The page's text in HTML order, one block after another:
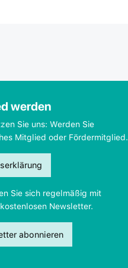
werden
Sie uns: Werden Sie
Mitglied oder Fördermitglied.
Sie sich regelmäßig mit
Newsletter.
abonnieren